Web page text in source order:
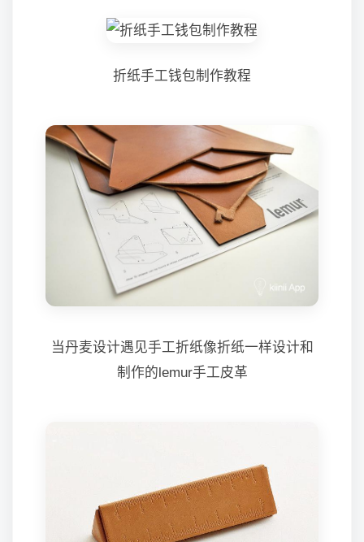
折纸手工钱包制作教程
当丹麦设计遇见手工折纸像折纸一样设计和
制作的lemur手工皮革